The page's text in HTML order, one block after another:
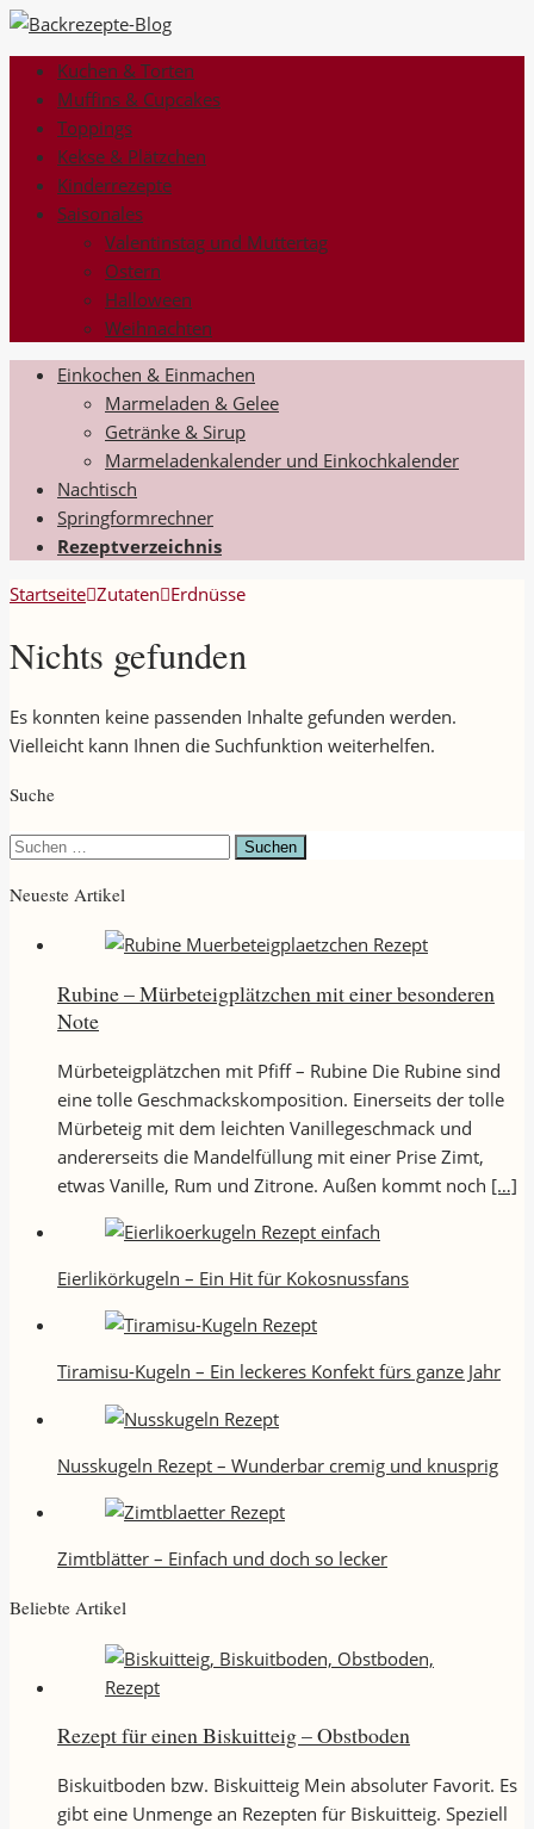
Kuchen & Torten
Muffins & Cupcakes
Toppings
Kekse & Plätzchen
Kinderrezepte
Saisonales
Valentinstag und Muttertag
Ostern
Halloween
Weihnachten
Einkochen & Einmachen
Marmeladen & Gelee
Getränke & Sirup
Marmeladenkalender und Einkochkalender
Nachtisch
Springformrechner
Rezeptverzeichnis
Startseite Zutaten Erdnüsse
Nichts gefunden
Es konnten keine passenden Inhalte gefunden werden.
Vielleicht kann Ihnen die Suchfunktion weiterhelfen.
Suche
Suchen
Neueste Artikel
Rubine – Mürbeteigplätzchen mit einer besonderen
Note
Mürbeteigplätzchen mit Pfiff – Rubine Die Rubine sind
eine tolle Geschmackskomposition. Einerseits der tolle
Mürbeteig mit dem leichten Vanillegeschmack und
andererseits die Mandelfüllung mit einer Prise Zimt,
etwas Vanille, Rum und Zitrone. Außen kommt noch […]
Eierlikörkugeln – Ein Hit für Kokosnussfans
Tiramisu-Kugeln – Ein leckeres Konfekt fürs ganze Jahr
Nusskugeln Rezept – Wunderbar cremig und knusprig
Zimtblätter – Einfach und doch so lecker
Beliebte Artikel
Rezept für einen Biskuitteig – Obstboden
Biskuitboden bzw. Biskuitteig Mein absoluter Favorit. Es
gibt eine Unmenge an Rezepten für Biskuitteig. Speziell